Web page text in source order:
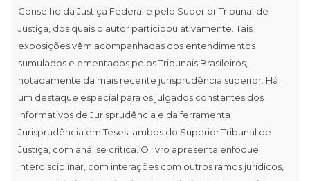
Conselho da Justiça Federal e pelo Superior Tribunal de
Justiça, dos quais o autor participou ativamente. Tais
exposições vêm acompanhadas dos entendimentos
sumulados e ementados pelos Tribunais Brasileiros,
notadamente da mais recente jurisprudência superior. Há
um destaque especial para os julgados constantes dos
Informativos de Jurisprudência e da ferramenta
Jurisprudência em Teses, ambos do Superior Tribunal de
Justiça, com análise crítica. O livro apresenta enfoque
interdisciplinar, com interações com outros ramos jurídicos,